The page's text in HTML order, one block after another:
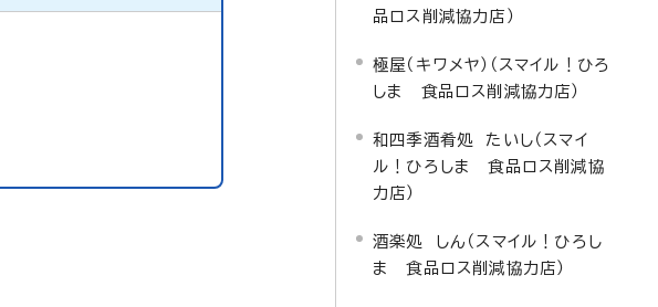
品ロス削減協力店）
極屋（キワメヤ）（スマイル！ひろ
しま 食品ロス削減協力店）
和四季酒肴処 たいし（スマイ
ル！ひろしま 食品ロス削減協
力店）
酒楽処 しん（スマイル！ひろし
ま 食品ロス削減協力店）